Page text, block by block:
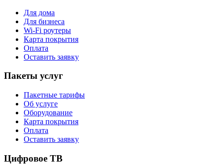
Для дома
Для бизнеса
Wi-Fi роутеры
Карта покрытия
Оплата
Оставить заявку
Пакеты услуг
Пакетные тарифы
Об услуге
Оборудование
Карта покрытия
Оплата
Оставить заявку
Цифровое ТВ